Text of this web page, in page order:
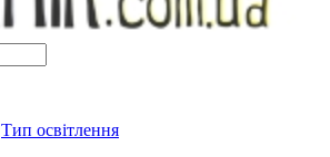
Тип освітлення